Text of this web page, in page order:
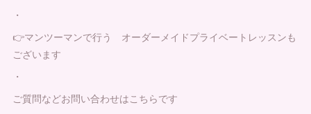
・
👉マンツーマンで行う オーダーメイドプライベートレッスンも
ございます
・
ご質問などお問い合わせはこちらです